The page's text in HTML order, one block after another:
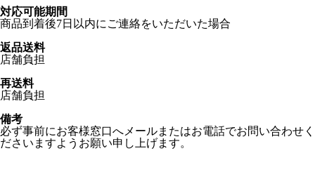
対応可能期間
商品到着後7日以内にご連絡をいただいた場合
返品送料
店舗負担
再送料
店舗負担
備考
必ず事前にお客様窓口へメールまたはお電話でお問い合わせく
ださいますようお願い申し上げます。